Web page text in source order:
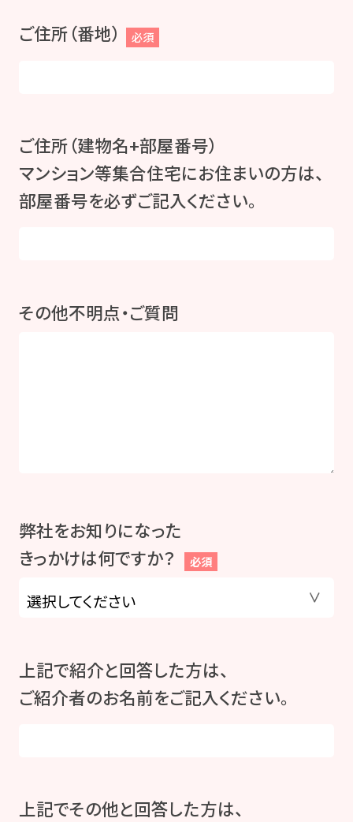
ご住所（番地） 必須
ご住所（建物名+部屋番号）
マンション等集合住宅にお住まいの方は、
部屋番号を必ずご記入ください。
その他不明点・ご質問
弊社をお知りになった
きっかけは何ですか？
必須
上記で紹介と回答した方は、
ご紹介者のお名前をご記入ください。
上記でその他と回答した方は、